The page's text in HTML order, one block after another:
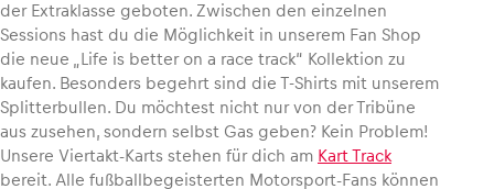
der Extraklasse geboten. Zwischen den einzelnen
Sessions hast du die Möglichkeit in unserem Fan Shop
die neue „Life is better on a race track“ Kollektion zu
kaufen. Besonders begehrt sind die T-Shirts mit unserem
Splitterbullen. Du möchtest nicht nur von der Tribüne
aus zusehen, sondern selbst Gas geben? Kein Problem!
Unsere Viertakt-Karts stehen für dich am Kart Track
bereit. Alle fußballbegeisterten Motorsport-Fans können